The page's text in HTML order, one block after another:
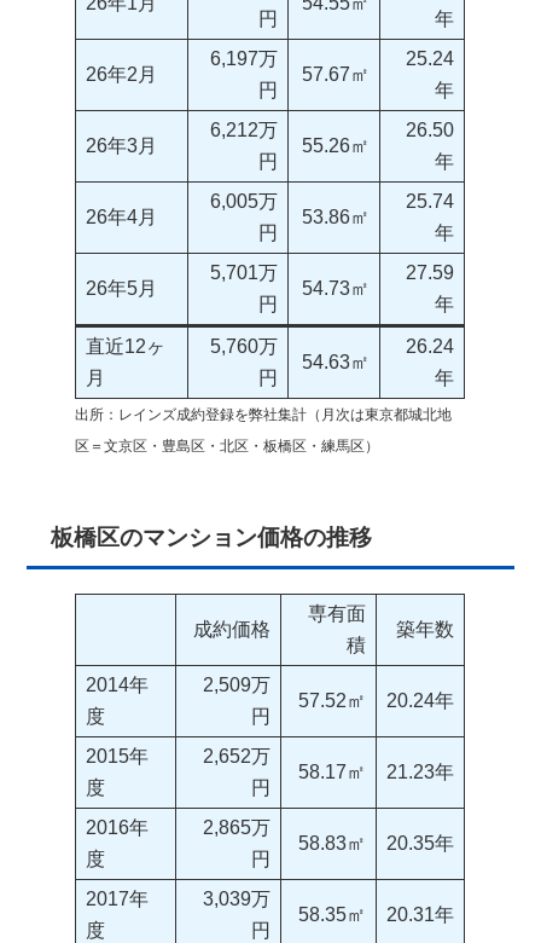
円
年
26年2月
6,197万
円
57.67㎡
25.24
年
26年3月
6,212万
円
55.26㎡
26.50
年
26年4月
6,005万
円
53.86㎡
25.74
年
26年5月
5,701万
円
54.73㎡
27.59
年
直近12ヶ
月
5,760万
円
54.63㎡
26.24
年
出所：レインズ成約登録を弊社集計（月次は東京都城北地
区＝文京区・豊島区・北区・板橋区・練馬区）
板橋区のマンション価格の推移
成約価格
専有面
積
築年数
2014年
度
2,509万
円
57.52㎡ 20.24年
2015年
度
2,652万
円
58.17㎡ 21.23年
2016年
度
2,865万
円
58.83㎡ 20.35年
2017年
度
3,039万
円
58.35㎡ 20.31年